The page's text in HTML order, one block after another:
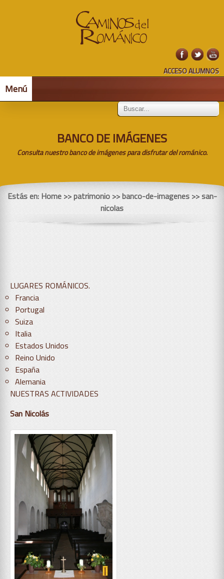
ACCESO ALUMNOS
Menú
BANCO DE IMÁGENES
Consulta nuestro banco de imágenes para disfrutar del románico.
Estás en: Home>> patrimonio >> banco-de-imagenes >> san-
nicolas
LUGARES ROMÁNICOS.
Francia
Portugal
Suiza
Italia
Estados Unidos
Reino Unido
España
Alemania
NUESTRAS ACTIVIDADES
San Nicolás